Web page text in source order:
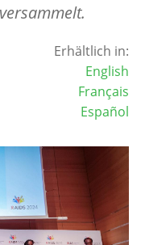
Erhältlich in:
English
Français
Español